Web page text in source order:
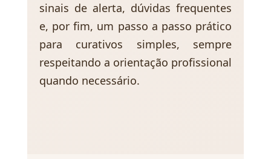
sinais de alerta, dúvidas frequentes
e, por fim, um passo a passo prático
para curativos simples, sempre
respeitando a orientação profissional
quando necessário.